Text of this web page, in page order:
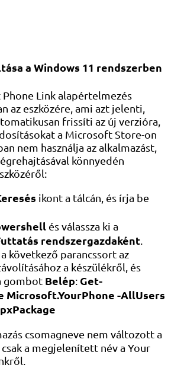
a Windows 11 rendszerben
Link alapértelmezés
az eszközére, ami azt jelenti,
frissíti az új verzióra,
a Microsoft Store-on
nem használja az alkalmazást,
könnyedén
ikont a tálcán, és írja be
és válassza ki a
rendszergazdaként.
következő parancssort az
a készülékről, és
gombot Belép: Get-
Microsoft.YourPhone -AllUsers
csomagneve nem változott a
a megjelenített név a Your